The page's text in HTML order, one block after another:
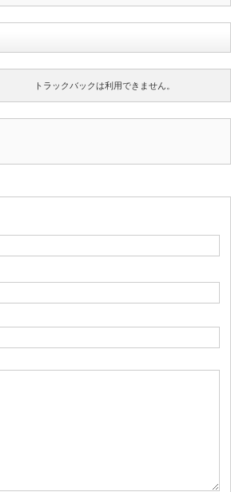
トラックバックは利用できません。